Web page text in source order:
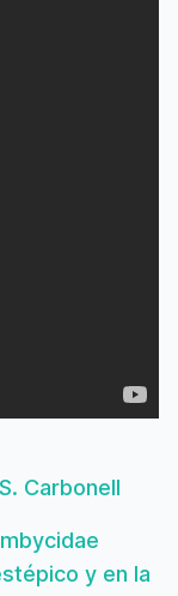
Carbonell
y en la